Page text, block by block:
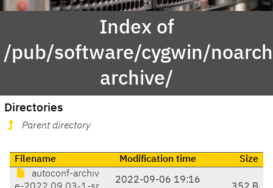
Index of
/pub/software/cygwin/
archive/
Directories
Parent directory
Filename Modification time
Size
autoconf-archiv
2022-09-06 19:16